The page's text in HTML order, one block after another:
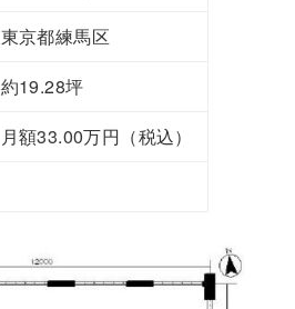
東京都練馬区
約19.28坪
月額33.00万円（税込）